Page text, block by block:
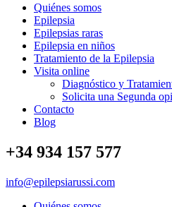
Quiénes somos
Epilepsia
Epilepsias raras
Epilepsia en niños
Tratamiento de la Epilepsia
Visita online
Diagnóstico y
Solicita una Segunda
Contacto
Blog
+34 934 157 577
info@epilepsiarussi.com